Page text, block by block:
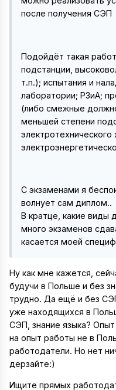
после получения СЭП
Подойдёт такая
подстанции,
т.п.); испытания и
лаборатории; РЗиА;
(либо смежные
меньшей степени
С экзаменами я
волнует сам диплом..
В кратце, какие виды
много экзаменов
касается моей
Ну как мне кажется,
будучи в Польше и без
трудно. Да ещё и без
уже находящихся в
СЭП, знание языка?
на опыт работы не в
работодатели. Но нет
дерзайте:)
Ищите прямых